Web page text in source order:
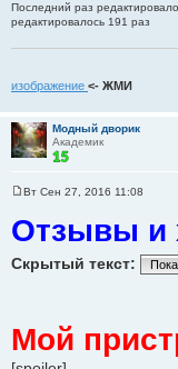
Последний раз
редактировалось 191 раз
изображение <- ЖМИ
Модный дворик
Академик
о
б
е
Вт Сен 27, 2016 11:08
Отзывы и
Скрытый текст:
Мой